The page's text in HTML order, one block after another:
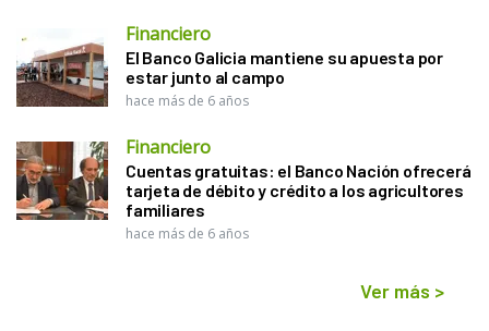
Financiero
El Banco Galicia mantiene su apuesta por
estar junto al campo
hace más de 6 años
Financiero
Cuentas gratuitas: el Banco Nación ofrecerá
tarjeta de débito y crédito a los agricultores
familiares
hace más de 6 años
Ver más >